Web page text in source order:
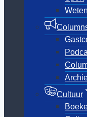
Cultuur
Film